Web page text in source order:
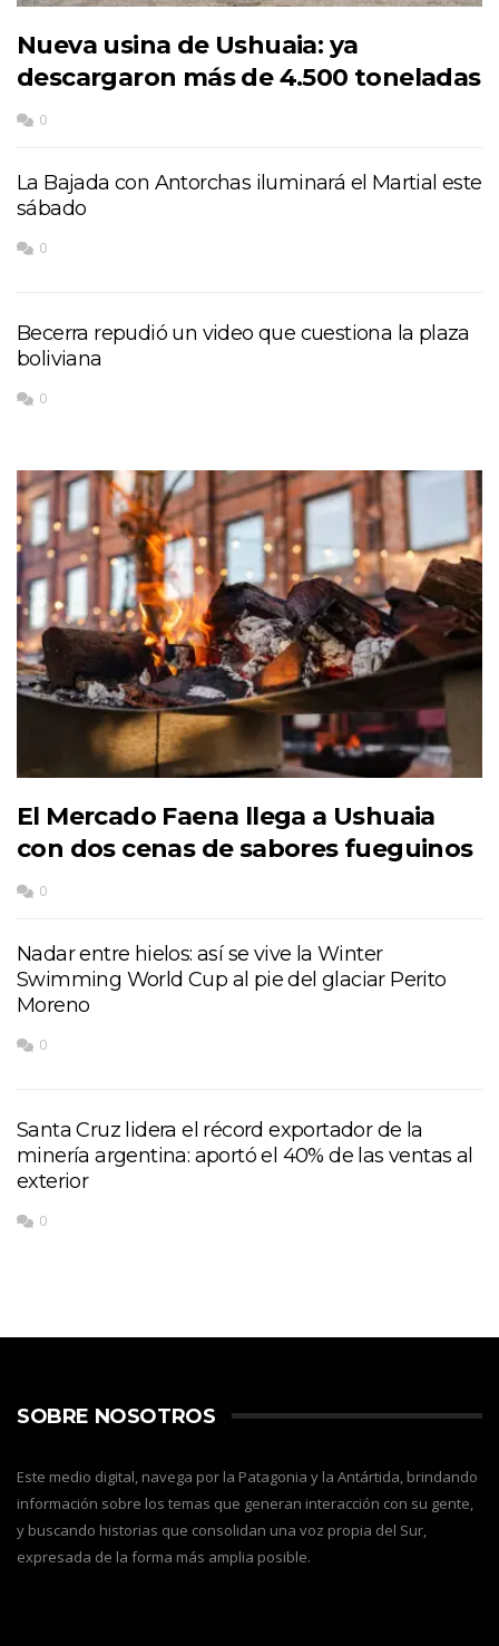
Nueva usina de Ushuaia: ya
descargaron más de 4.500 toneladas
0
La Bajada con Antorchas iluminará el Martial este
sábado
0
Becerra repudió un video que cuestiona la plaza
boliviana
0
El Mercado Faena llega a Ushuaia
con dos cenas de sabores fueguinos
0
Nadar entre hielos: así se vive la Winter
Swimming World Cup al pie del glaciar Perito
Moreno
0
Santa Cruz lidera el récord exportador de la
minería argentina: aportó el 40% de las ventas al
exterior
0
SOBRE NOSOTROS
Este medio digital, navega por la Patagonia y la Antártida, brindando
información sobre los temas que generan interacción con su gente,
y buscando historias que consolidan una voz propia del Sur,
expresada de la forma más amplia posible.